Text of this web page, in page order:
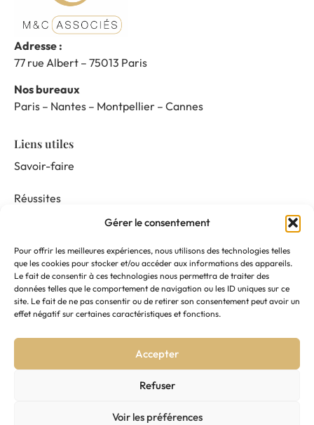
Gérer le consentement
Pour offrir les meilleures expériences, nous utilisons des technologies telles
que les cookies pour stocker et/ou accéder aux informations des appareils.
Le fait de consentir à ces technologies nous permettra de traiter des
données telles que le comportement de navigation ou les ID uniques sur ce
site. Le fait de ne pas consentir ou de retirer son consentement peut avoir un
effet négatif sur certaines caractéristiques et fonctions.
Accepter
Refuser
Voir les préférences
Adresse :
77 rue Albert – 75013 Paris
Nos bureaux
Paris – Nantes – Montpellier – Cannes
Liens utiles
Savoir-faire
Réussites
Mentor & Connect
Actualités
Contactez-nous